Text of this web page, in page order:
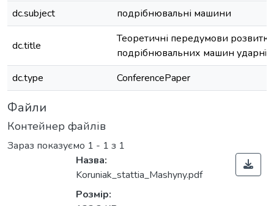
dc.subject
подрібнювальні машини
dc.title
Теоретичні передумови розвитку
подрібнювальних машин ударнї
dc.type
ConferencePaper
Файли
Контейнер файлів
Зараз показуємо 1 - 1 з 1
Назва:
Koruniak_stattia_Mashyny.pdf
Розмір: